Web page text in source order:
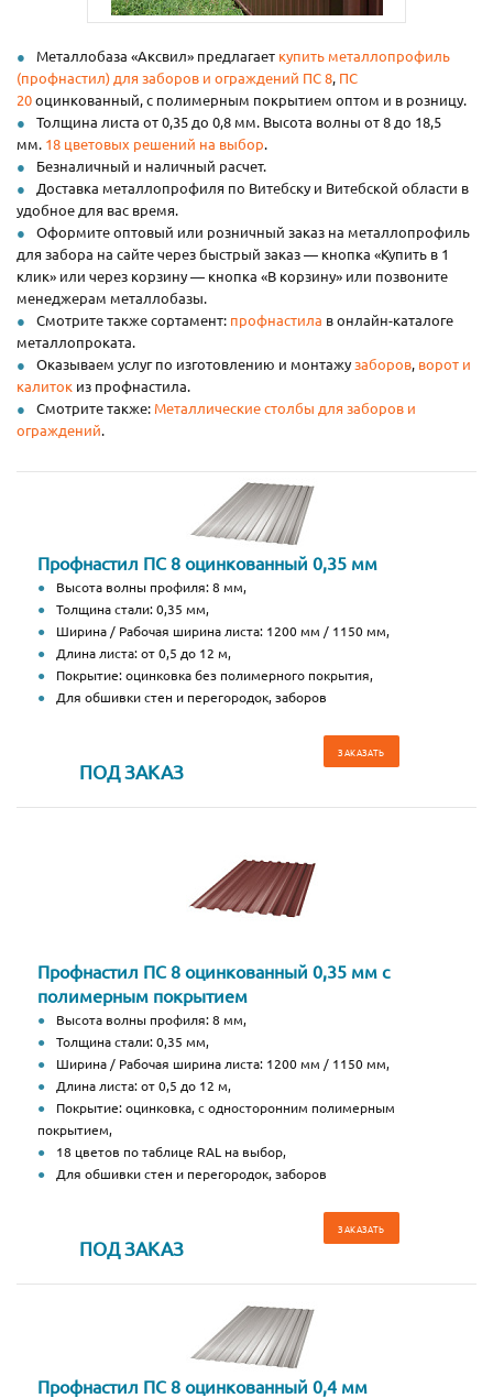
Металлобаза «Аксвил» предлагает купить металлопрофиль
(профнастил) для заборов и ограждений ПС 8, ПС
20оцинкованный, с полимерным покрытием оптом и в розницу.
Толщина листа от 0,35 до 0,8 мм. Высота волны от 8 до 18,5
мм. 18 цветовых решений на выбор.
Безналичный и наличный расчет.
Доставка металлопрофиля по Витебску и Витебской области в
удобное для вас время.
Оформите оптовый или розничный заказ на металлопрофиль
для забора на сайте через быстрый заказ — кнопка «Купить в 1
клик» или через корзину — кнопка «В корзину» или позвоните
менеджерам металлобазы.
Смотрите также сортамент: профнастила в онлайн-каталоге
металлопроката.
Оказываем услуг по изготовлению и монтажузаборов, ворот и
калиток из профнастила.
Смотрите также: Металлические столбы для заборов и
ограждений.
Профнастил ПС 8 оцинкованный 0,35 мм
Высота волны профиля: 8 мм,
Толщина стали: 0,35 мм,
Ширина / Рабочая ширина листа: 1200 мм / 1150 мм,
Длина листа: от 0,5 до 12 м,
Покрытие: оцинковка без полимерного покрытия,
Для обшивки стен и перегородок, заборов
ПОД ЗАКАЗ
ЗАКАЗАТЬ
Профнастил ПС 8 оцинкованный 0,35 мм с
полимерным покрытием
Высота волны профиля: 8 мм,
Толщина стали: 0,35 мм,
Ширина / Рабочая ширина листа: 1200 мм / 1150 мм,
Длина листа: от 0,5 до 12 м,
Покрытие: оцинковка, с односторонним полимерным
покрытием,
18 цветов по таблице RAL на выбор,
Для обшивки стен и перегородок, заборов
ПОД ЗАКАЗ
ЗАКАЗАТЬ
Профнастил ПС 8 оцинкованный 0,4 мм